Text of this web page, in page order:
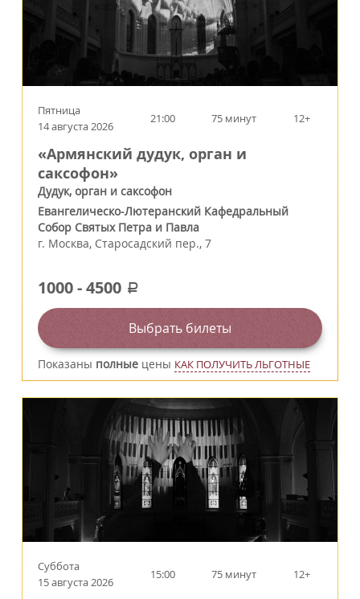
Пятница
14 августа 2026
21:00 75 минут 12+
«Армянский дудук, орган и
саксофон»
Дудук, орган и саксофон
Евангелическо-Лютеранский Кафедральный
Собор Святых Петра и Павла
г. Москва, Старосадский пер., 7
1000-4500 a
Выбрать билеты
Показаны полные цены КАК ПОЛУЧИТЬ ЛЬГОТНЫЕ
Суббота
15 августа 2026
15:00 75 минут 12+